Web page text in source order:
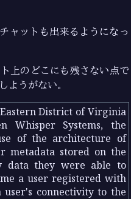
ャットも出来るようになっ
上のどこにも残さない点で
ようがない。
District of Virginia
Whisper Systems, the
of the architecture of
metadata stored on the
data they were able to
a user registered with
connectivity to the